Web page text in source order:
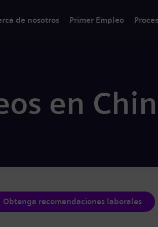
de nosotros Primer Empleo
en
Obtenga recomendaciones laborales